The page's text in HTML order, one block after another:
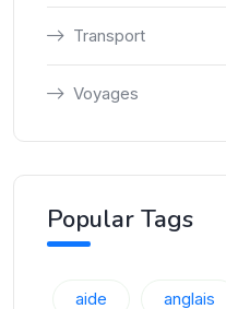
Transport
Voyages
Popular Tags
aide anglais